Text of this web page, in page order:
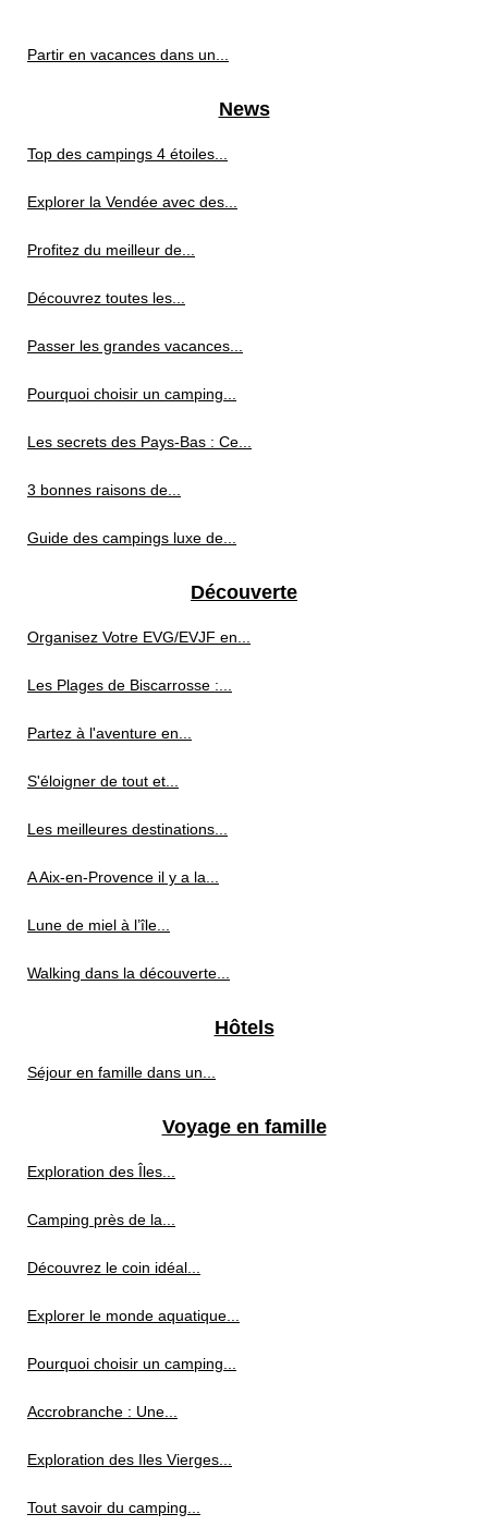
Partir en vacances dans un...
News
Top des campings 4 étoiles...
Explorer la Vendée avec des...
Profitez du meilleur de...
Découvrez toutes les...
Passer les grandes vacances...
Pourquoi choisir un camping...
Les secrets des Pays-Bas : Ce...
3 bonnes raisons de...
Guide des campings luxe de...
Découverte
Organisez Votre EVG/EVJF en...
Les Plages de Biscarrosse :...
Partez à l'aventure en...
S'éloigner de tout et...
Les meilleures destinations...
A Aix-en-Provence il y a la...
Lune de miel à l’île...
Walking dans la découverte...
Hôtels
Séjour en famille dans un...
Voyage en famille
Exploration des Îles...
Camping près de la...
Découvrez le coin idéal...
Explorer le monde aquatique...
Pourquoi choisir un camping...
Accrobranche : Une...
Exploration des Iles Vierges...
Tout savoir du camping...